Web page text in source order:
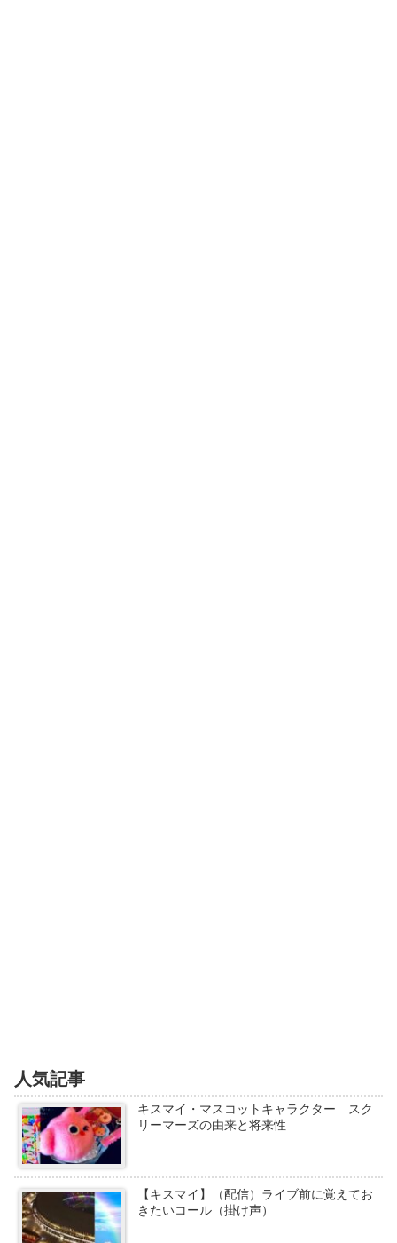
人気記事
キスマイ・マスコットキャラクター スク
リーマーズの由来と将来性
【キスマイ】（配信）ライブ前に覚えてお
きたいコール（掛け声）